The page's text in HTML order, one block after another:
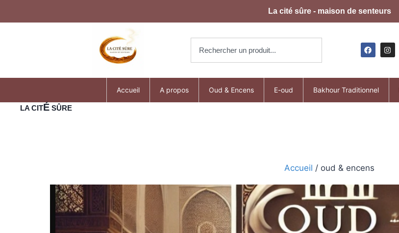
La cité sûre - maison de senteurs
Accueil A propos Oud & Encens E-oud Bakhour Traditionnel
LA CITÉ SÛRE
Accueil / oud & encens